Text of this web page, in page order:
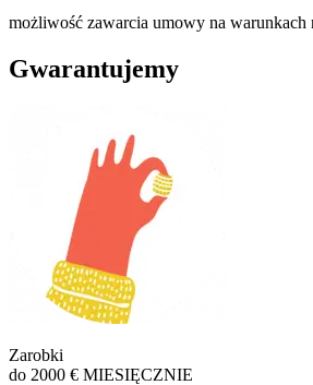
możliwość zawarcia umowy na warunkach
Gwarantujemy
Zarobki
do 2000 € MIESIĘCZNIE